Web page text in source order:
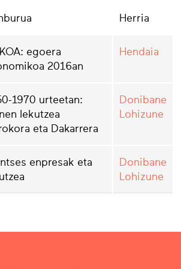
Herria
egoera
2016an
Hendaia
1970 urteetan:
lekutzea
eta Dakarrera
Donibane
Lohizune
enpresak eta
Donibane
Lohizune